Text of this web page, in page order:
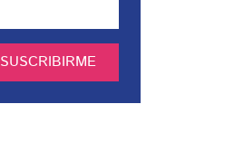
SUSCRIBIRME